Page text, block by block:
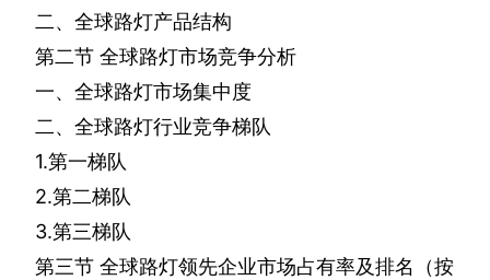
二、全球路灯产品结构
第二节 全球路灯市场竞争分析
一、全球路灯市场集中度
二、全球路灯行业竞争梯队
1.第一梯队
2.第二梯队
3.第三梯队
第三节 全球路灯领先企业市场占有率及排名（按